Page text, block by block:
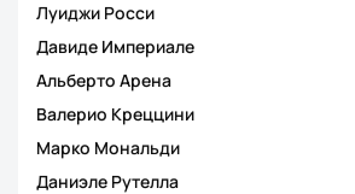
Луиджи Росси
Давиде Империале
Альберто Арена
Валерио Креццини
Марко Мональди
Даниэле Рутелла